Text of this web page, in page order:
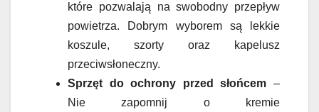
które pozwalają na swobodny przepływ
powietrza. Dobrym wyborem są lekkie
koszule, szorty oraz kapelusz
przeciwsłoneczny.
Sprzęt do ochrony przed słońcem –
Nie zapomnij o kremie